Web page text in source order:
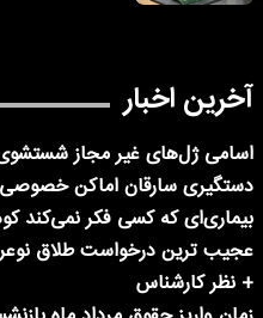
آخرین اخبار
اسامی ژل‌های غیر مجاز
دستگیری سارقان اماکن خصوصی
بیماری‌ای که کسی فکر نمی‌کند
عجیب ترین درخواست طلاق
+ نظر کارشناس